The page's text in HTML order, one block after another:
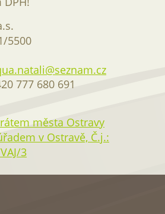
5500
777 680 691
města Ostravy
v Ostravě, Č.j.:
3